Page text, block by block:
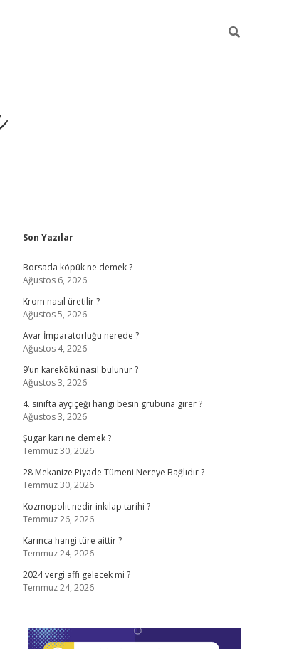
Sidebar
Son Yazılar
Borsada köpük ne demek ?
Ağustos 6, 2026
Krom nasıl üretilir ?
Ağustos 5, 2026
Avar İmparatorluğu nerede ?
Ağustos 4, 2026
9’un karekökü nasıl bulunur ?
Ağustos 3, 2026
4. sınıfta ayçiçeği hangi besin grubuna girer ?
Ağustos 3, 2026
Şugar karı ne demek ?
Temmuz 30, 2026
28 Mekanize Piyade Tümeni Nereye Bağlıdır ?
Temmuz 30, 2026
Kozmopolit nedir inkılap tarihi ?
Temmuz 26, 2026
Karınca hangi türe aittir ?
Temmuz 24, 2026
2024 vergi affı gelecek mi ?
Temmuz 24, 2026
hiltonbet giriş